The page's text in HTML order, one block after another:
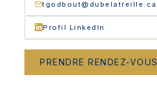
tgodbout@dubelatreille.ca
Profil LinkedIn
PRENDRE RENDEZ-VOUS